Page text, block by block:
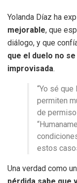
Yolanda Díaz ha
mejorable, que
diálogo, y que
que el duelo no
improvisada.
“Yo sé
permiten
de permiso
estos
Una verdad como